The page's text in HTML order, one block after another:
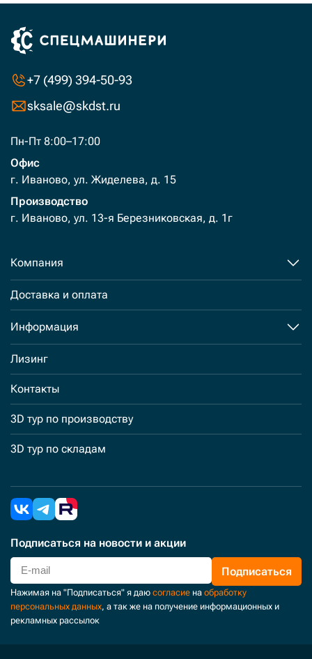
+7 (499) 394-50-93
sksale@skdst.ru
Пн-Пт 8:00–17:00
Офис
г. Иваново, ул. Жиделева, д. 15
Производство
г. Иваново, ул. 13-я Березниковская, д. 1г
Компания
Доставка и оплата
Информация
Лизинг
Контакты
3D тур по производству
3D тур по складам
Подписаться на новости и акции
Подписаться
Нажимая на "Подписаться" я даю согласие на обработку
персональных данных, а так же на получение информационных и
рекламных рассылок